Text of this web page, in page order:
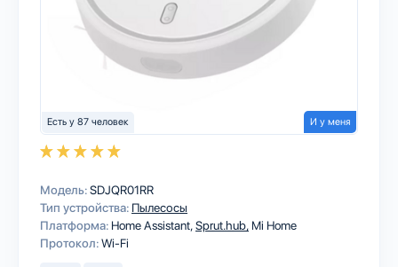
Есть у 87 человек И у меня
Модель:SDJQR01RR
Тип устройства: Пылесосы
Платформа: Home AssistantSprut.hub Mi Home
Протокол:Wi-Fi